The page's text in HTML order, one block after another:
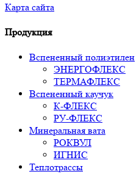
Карта сайта
Продукция
Вспененный полиэтилен
ЭНЕРГОФЛЕКС
ТЕРМАФЛЕКС
Вспененный каучук
К-ФЛЕКС
РУ-ФЛЕКС
Минеральная вата
РОКВУЛ
ИГНИС
Теплотрассы